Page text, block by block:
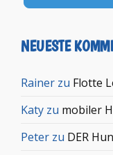
NEUESTE
Rainer zu Flotte
Katy zu mobiler
Peter zu DER